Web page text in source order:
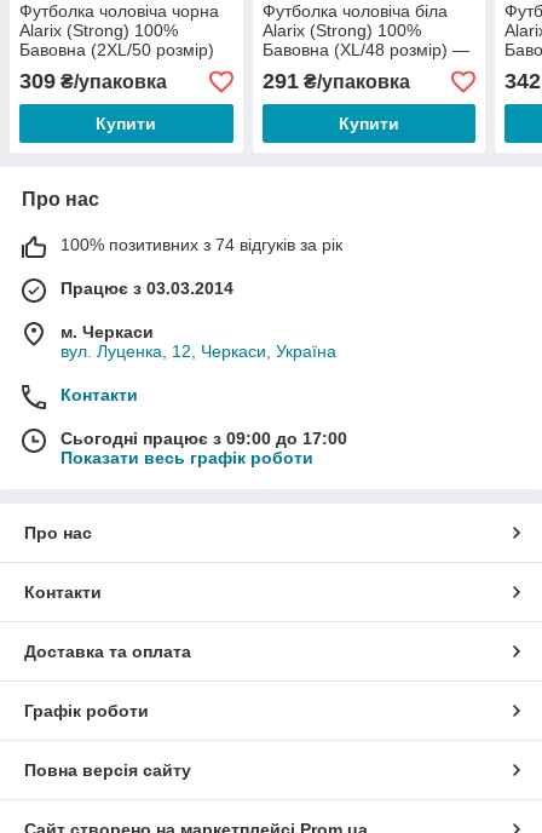
Футболка чоловіча чорна
Alarix (Strong) 100%
Бавовна (2XL/50 розмір)
— 103 грн/шт
309 ₴/упаковка
Купити
Футболка чоловіча біла
Alarix (Strong) 100%
Бавовна (XL/48 розмір) —
97 грн/шт
291₴/упаковка
Купити
—
342
Про нас
100% позитивних з 74 відгуків за рік
Працює з 03.03.2014
м. Черкаси
вул. Луценка, 12, Черкаси, Україна
Контакти
Сьогодні працює з 09:00 до 17:00
Показати весь графік роботи
Про нас
Контакти
Доставка та оплата
Графік роботи
Повна версія сайту